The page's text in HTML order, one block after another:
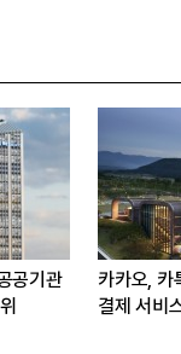
공기관
카카오, 카
결제 서비